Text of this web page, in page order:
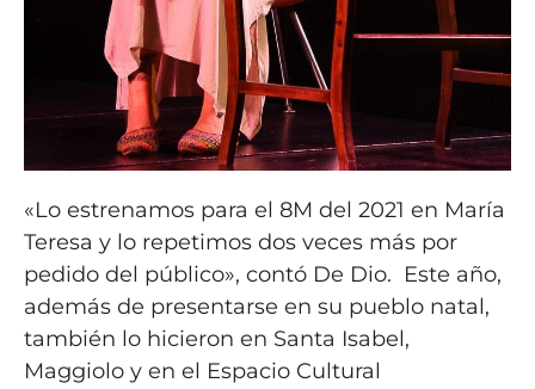
«Lo estrenamos para el 8M del 2021 en María
Teresa y lo repetimos dos veces más por
pedido del público», contó De Dio. Este año,
además de presentarse en su pueblo natal,
también lo hicieron en Santa Isabel,
Maggiolo y en el Espacio Cultural